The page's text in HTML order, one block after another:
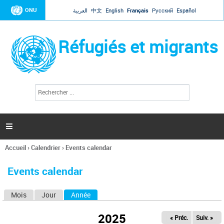
Jump to navigation
ONU العربية 中文 English Français Русский Español
Réfugiés et migrants
l
c
h
e

Vous
ici
Accueil›Calendrier› Events calendar
Events calendar
Mois Jour Année
2025 « Préc. Suiv. »